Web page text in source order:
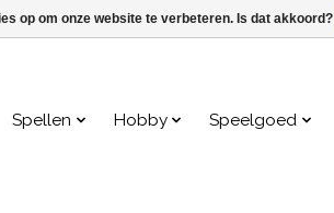
Spellen Hobby Speelgoed
op om onze website te verbeteren. Is dat akkoord?